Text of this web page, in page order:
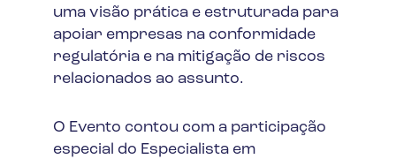
uma visão prática e estruturada para
apoiar empresas na conformidade
regulatória e na mitigação de riscos
relacionados ao assunto.
O Evento contou com a participação
especial do Especialista em